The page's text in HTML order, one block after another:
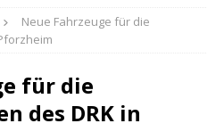
Neue Fahrzeuge für die
für die
des DRK in